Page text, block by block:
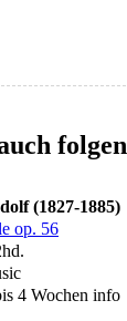
(1827-1885)
op. 56
4 Wochen info